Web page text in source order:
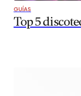
GUÍAS
Top 5